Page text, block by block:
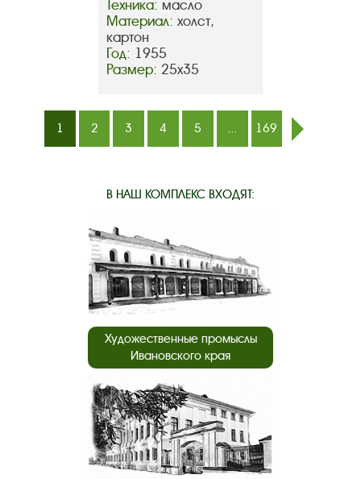
Техника: масло
Материал: холст,
картон
Год: 1955
Размер: 25х35
1 2 3 4 5 ...
169
В НАШ КОМПЛЕКС ВХОДЯТ:
Художественные промыслы
Ивановского края